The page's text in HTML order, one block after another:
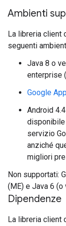
Ambienti
La libreria client
seguenti
Java 8 o
enterprise
Google
Android
disponibile
servizio
anziché
migliori
Non supportati:
(ME) e Java 6
Dipendenze
La libreria client